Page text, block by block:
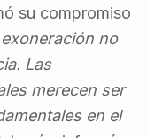
su compromiso
exoneración no
Las
merecen ser
en el